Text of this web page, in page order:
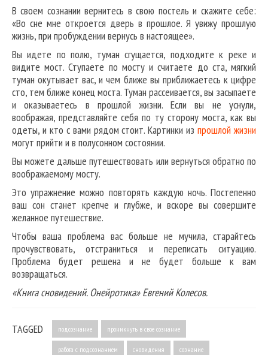
В своем сознании вернитесь в свою постель и скажите себе:
«Во сне мне откроется дверь в прошлое. Я увижу прошлую
жизнь, при пробуждении вернусь в настоящее».
Вы идете по полю, туман сгущается, подходите к реке и
видите мост. Ступаете по мосту и считаете до ста, мягкий
туман окутывает вас, и чем ближе вы приближаетесь к цифре
сто, тем ближе конец моста. Туман рассеивается, вы засыпаете
и оказываетесь в прошлой жизни. Если вы не уснули,
воображая, представляйте себя по ту сторону моста, как вы
одеты, и кто с вами рядом стоит. Картинки изпрошлой жизни
могут прийти и в полусонном состоянии.
Вы можете дальше путешествовать или вернуться обратно по
воображаемому мосту.
Это упражнение можно повторять каждую ночь. Постепенно
ваш сон станет крепче и глубже, и вскоре вы совершите
желанное путешествие.
Чтобы ваша проблема вас больше не мучила, старайтесь
прочувствовать, отстраниться и переписать ситуацию.
Проблема будет решена и не будет больше к вам
возвращаться.
«Книга сновидений. Онейротика» Евгений Колесов.
TAGGED подсознание проникнуть в свое сознание
работа с подсознанием сновидения сознание